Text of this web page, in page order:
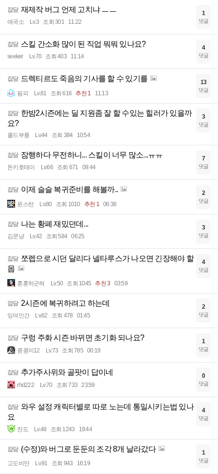
잡담 재제작 버그 언제 고치냐 ㅡㅡ
애국소 Lv.3 조회 301 11:22
1
댓글
잡담 스킬 간소화 많이 된 직업 뭐뭐 있나요?
seeker Lv.70 조회 403 11:14
4
댓글
잡담 드렉티르도 죽음의 기사를 할 수 있기를
핌피 Lv.81 조회 616 추천 1 11:13
13
댓글
잡담 한밤2시즌에는 딜 지원좀 잘 할 수있는 힐러가 있을까
요?
콜드부릉 Lv.44 조회 384 10:54
3
댓글
잡담 잠행하다 무전하니... 스킬이 너무 많소...ㅠㅠ
돈키호테이 Lv.66 조회 671 09:44
7
댓글
잡담 이제 슬슬 복귀준비를 해볼까..
윈스턴 Lv.80 조회 1010 추천 1 06:36
2
댓글
잡담 나는 황폐 재밌던데...
김쿤냥 Lv.42 조회 584 06:25
3
댓글
잡담 쪼렙으로 시던 달리다 넬타루스가 나오면 긴장해야 할
몹
훈훈하군혀 Lv.50 조회 1045 추천 3 03:59
4
댓글
잡담 2시즌에 복귀하려고 하는데
잉여인간 Lv.62 조회 478 01:45
2
댓글
잡담 구렁 주화 시즌 바뀌면 초기화 되나요?
콩콩이12 Lv.73 조회 785 00:19
1
댓글
잡담 추가주사위와 골팟이 답이네
rhd222 Lv.70 조회 733 23:59
0
댓글
잡담 와우 설정 캐릭터별로 따로 노는데 통일시키는법 있나
요
잔도 Lv.48 조회 1243 19:44
4
댓글
잡담 (수정)와 버그로 둔둔의 조각 8개 날라갔다
고도비만 Lv.91 조회 943 16:19
1
댓글